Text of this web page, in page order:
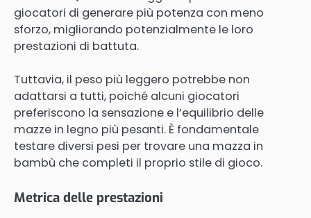
giocatori di generare più potenza con meno
sforzo, migliorando potenzialmente le loro
prestazioni di battuta.
Tuttavia, il peso più leggero potrebbe non
adattarsi a tutti, poiché alcuni giocatori
preferiscono la sensazione e l’equilibrio delle
mazze in legno più pesanti. È fondamentale
testare diversi pesi per trovare una mazza in
bambù che completi il proprio stile di gioco.
Metrica delle prestazioni